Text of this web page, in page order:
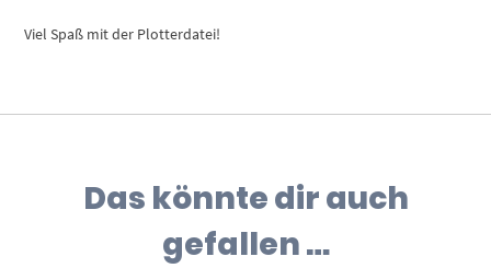
Viel Spaß mit der Plotterdatei!
Das könnte dir auch
gefallen …